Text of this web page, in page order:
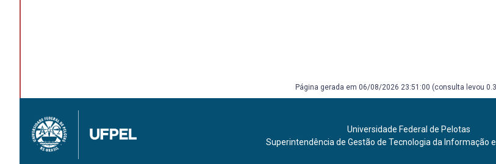
Página gerada em 06/08/2026 23:51:00 (consulta levou
Universidade Federal de Pelotas
Superintendência de Gestão de Tecnologia da Informação